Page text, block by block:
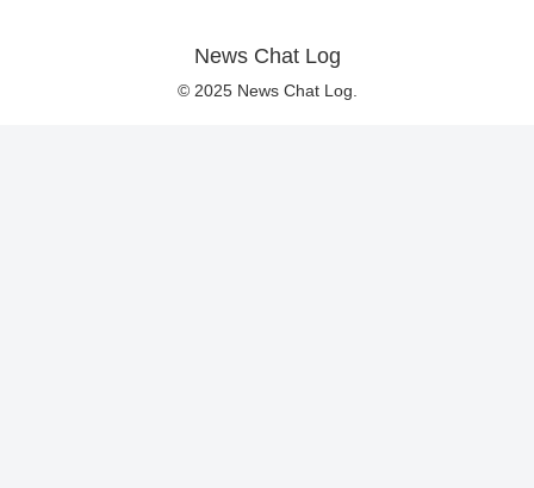
News Chat Log
© 2025 News Chat Log.